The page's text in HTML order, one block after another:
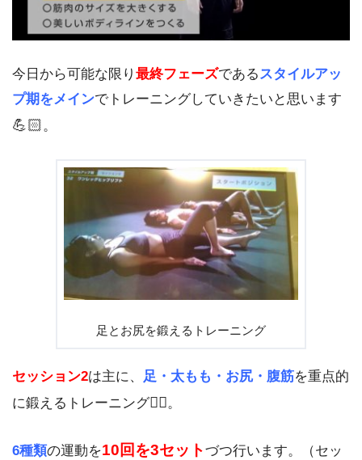
今日から可能な限り 最終フェーズである スタイルアッ
プ期をメインでトレーニングしていきたいと思います
💪🏻 。
足とお尻を鍛えるトレーニング
セッション2は主に、 足・太もも・お尻・腹筋を重点的
に鍛えるトレーニング🏋🏻。
6種類の運動を10回を3セットづつ行います。（セッ